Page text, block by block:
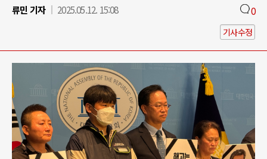
류민 기자
2025.05.12. 15:08 0
기사수정